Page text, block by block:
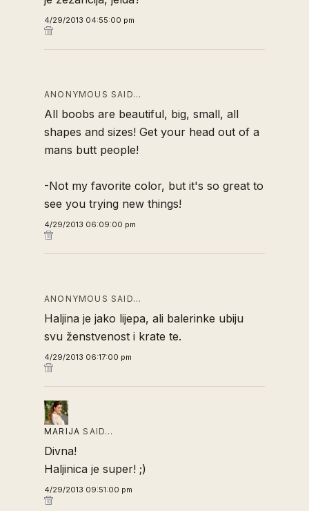
4/29/2013 04:55:00 pm
ANONYMOUS SAID…
All boobs are beautiful, big, small, all
shapes and sizes! Get your head out of a
mans butt people!
-Not my favorite color, but it's so great to
see you trying new things!
4/29/2013 06:09:00 pm
ANONYMOUS SAID…
Haljina je jako lijepa, ali balerinke ubiju
svu ženstvenost i krate te.
4/29/2013 06:17:00 pm
MARIJA SAID…
Divna!
Haljinica je super! ;)
4/29/2013 09:51:00 pm